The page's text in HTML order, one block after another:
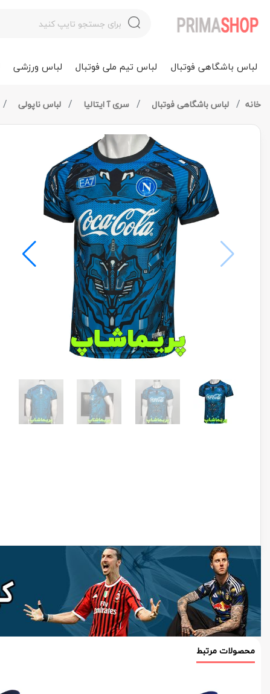
لباس باشگاهی فوتبال لباس تیم ملی فوتبال لباس ورزشی
خانه لباس باشگاهی فوتبال سری آ ایتالیا لباس ناپولی
محصولات مرتبط